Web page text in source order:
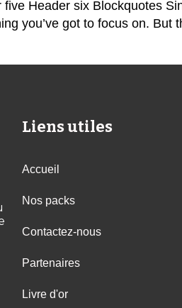
Header six Blockquotes
you’ve got to focus on.
Liens utiles
Accueil
Nos packs
Contactez-nous
Partenaires
Livre d'or